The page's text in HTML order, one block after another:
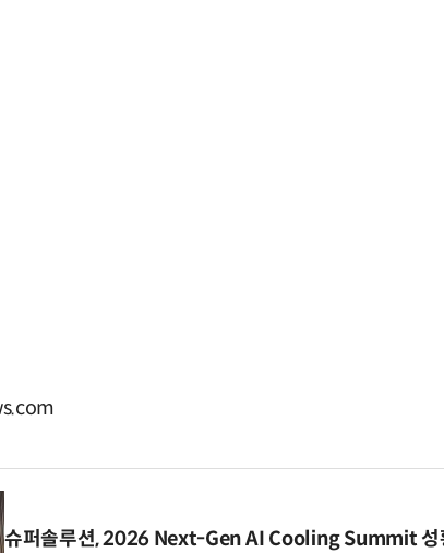
슈퍼솔루션, 2026 Next-Gen AI Cooling Summit 성